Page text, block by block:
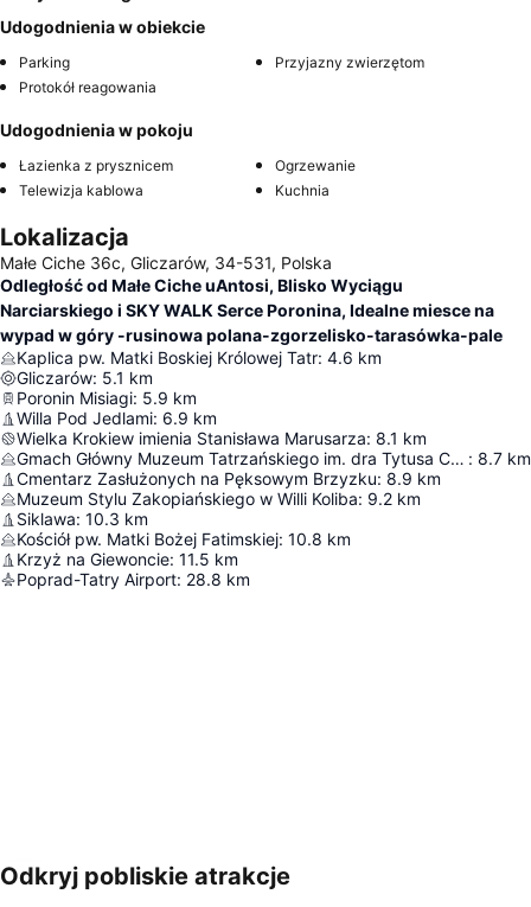
Udogodnienia w obiekcie
Parking
Przyjazny zwierzętom
Protokół reagowania
Udogodnienia w pokoju
Łazienka z prysznicem
Ogrzewanie
Telewizja kablowa
Kuchnia
Lokalizacja
Małe Ciche 36c, Gliczarów, 34-531, Polska
Odległość od Małe Ciche uAntosi, Blisko Wyciągu
Narciarskiego i SKY WALK Serce Poronina, Idealne miesce na
wypad w góry -rusinowa polana-zgorzelisko-tarasówka-pale
Kaplica pw. Matki Boskiej Królowej Tatr: 4.6 km
Gliczarów: 5.1 km
Poronin Misiagi: 5.9 km
Willa Pod Jedlami: 6.9 km
Wielka Krokiew imienia Stanisława Marusarza: 8.1 km
Gmach Główny Muzeum Tatrzańskiego im. dra Tytusa Chałubińskiego : 8.7 km
Cmentarz Zasłużonych na Pęksowym Brzyzku: 8.9 km
Muzeum Stylu Zakopiańskiego w Willi Koliba: 9.2 km
Siklawa: 10.3 km
Kościół pw. Matki Bożej Fatimskiej: 10.8 km
Krzyż na Giewoncie: 11.5 km
Poprad-Tatry Airport: 28.8 km
Powiększ mapę
Odkryj pobliskie atrakcje